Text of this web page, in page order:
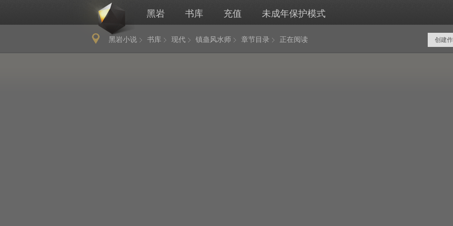
黑岩 书库 充值 未成年保护模式
黑岩小说 书库 现代 镇蛊风水师 章节目录 正在阅读 创建